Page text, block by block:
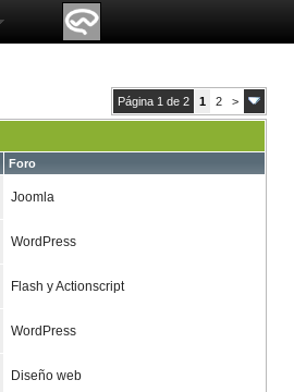
Página 1 de 2 1 2 >
Foro
Joomla
WordPress
Flash y Actionscript
WordPress
Diseño web